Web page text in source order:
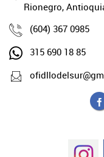
Rionegro,
(604) 367 0985
315 690 18 85